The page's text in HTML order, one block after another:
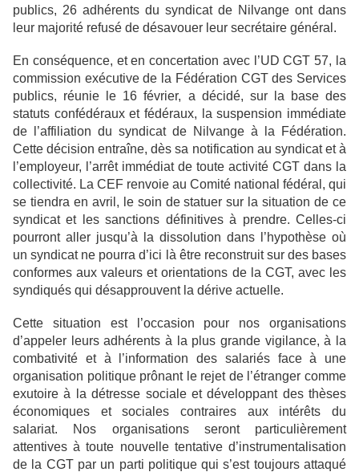
publics, 26 adhérents du syndicat de Nilvange ont dans
leur majorité refusé de désavouer leur secrétaire général.
En conséquence, et en concertation avec l’UD CGT 57, la
commission exécutive de la Fédération CGT des Services
publics, réunie le 16 février, a décidé, sur la base des
statuts confédéraux et fédéraux, la suspension immédiate
de l’affiliation du syndicat de Nilvange à la Fédération.
Cette décision entraîne, dès sa notification au syndicat et à
l’employeur, l’arrêt immédiat de toute activité CGT dans la
collectivité. La CEF renvoie au Comité national fédéral, qui
se tiendra en avril, le soin de statuer sur la situation de ce
syndicat et les sanctions définitives à prendre. Celles-ci
pourront aller jusqu’à la dissolution dans l’hypothèse où
un syndicat ne pourra d’ici là être reconstruit sur des bases
conformes aux valeurs et orientations de la CGT, avec les
syndiqués qui désapprouvent la dérive actuelle.
Cette situation est l’occasion pour nos organisations
d’appeler leurs adhérents à la plus grande vigilance, à la
combativité et à l’information des salariés face à une
organisation politique prônant le rejet de l’étranger comme
exutoire à la détresse sociale et développant des thèses
économiques et sociales contraires aux intérêts du
salariat. Nos organisations seront particulièrement
attentives à toute nouvelle tentative d’instrumentalisation
de la CGT par un parti politique qui s’est toujours attaqué